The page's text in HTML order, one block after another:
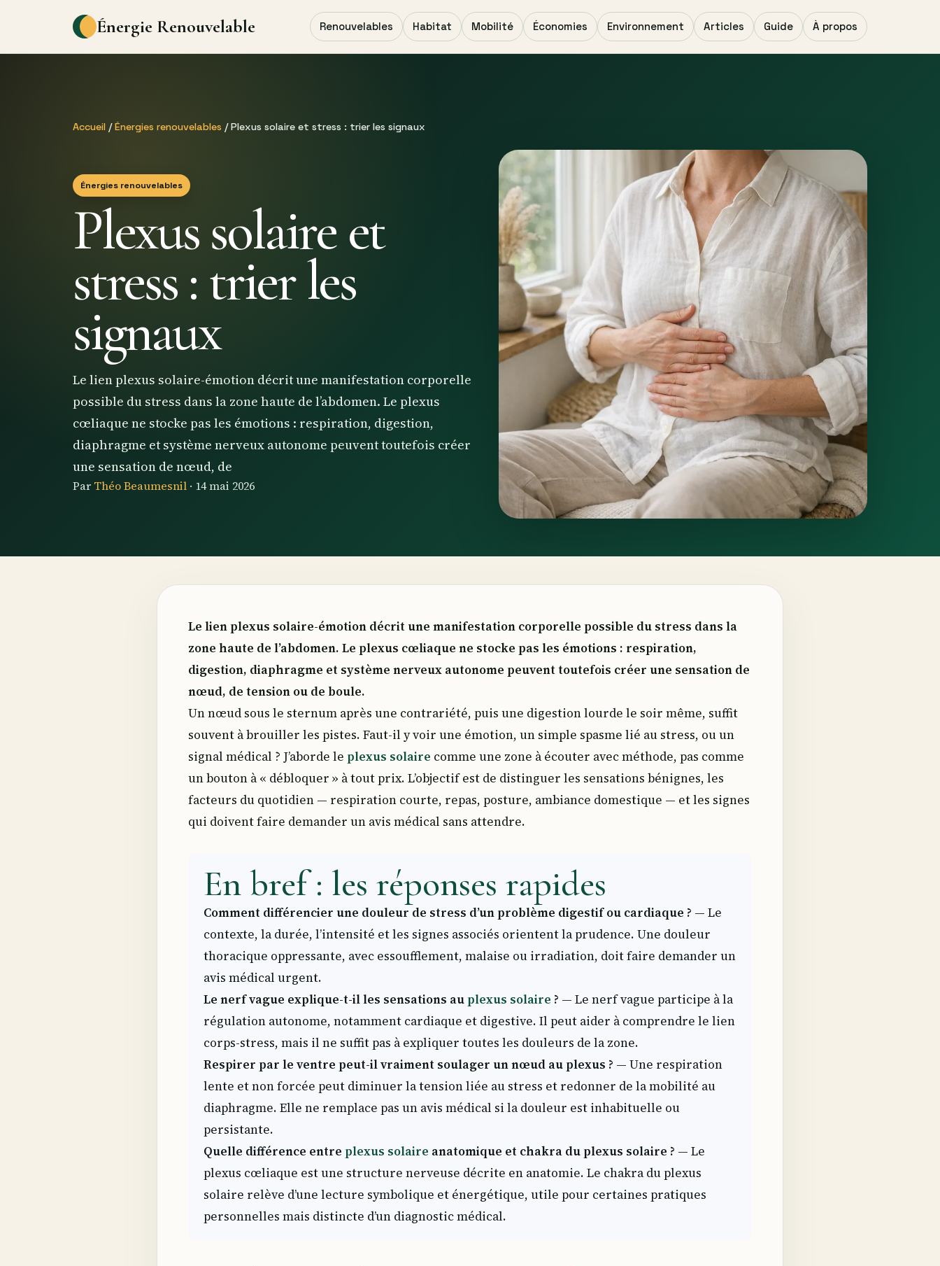
Énergie Renouvelable Renouvelables Habitat Mobilité Économies Environnement Articles Guide À propos
Accueil /Énergies renouvelables / Plexus solaire et stress : trier les signaux
Énergies renouvelables
Plexus solaire et
stress : trier les
signaux
Le lien plexus solaire-émotion décrit une manifestation corporelle
possible du stress dans la zone haute de l’abdomen. Le plexus
cœliaque ne stocke pas les émotions : respiration, digestion,
diaphragme et système nerveux autonome peuvent toutefois créer
une sensation de nœud, de
Par Théo Beaumesnil · 14 mai 2026
Le lien plexus solaire-émotion décrit une manifestation corporelle possible du stress dans la
zone haute de l’abdomen. Le plexus cœliaque ne stocke pas les émotions : respiration,
digestion, diaphragme et système nerveux autonome peuvent toutefois créer une sensation de
nœud, de tension ou de boule.
Un nœud sous le sternum après une contrariété, puis une digestion lourde le soir même, suffit
souvent à brouiller les pistes. Faut-il y voir une émotion, un simple spasme lié au stress, ou un
signal médical ? J’aborde le plexus solaire comme une zone à écouter avec méthode, pas comme
un bouton à « débloquer » à tout prix. L’objectif est de distinguer les sensations bénignes, les
facteurs du quotidien — respiration courte, repas, posture, ambiance domestique — et les signes
qui doivent faire demander un avis médical sans attendre.
En bref : les réponses rapides
Comment différencier une douleur de stress d’un problème digestif ou cardiaque ? — Le
contexte, la durée, l’intensité et les signes associés orientent la prudence. Une douleur
thoracique oppressante, avec essoufflement, malaise ou irradiation, doit faire demander un
avis médical urgent.
Le nerf vague explique-t-il les sensations auplexus solaire ? — Le nerf vague participe à la
régulation autonome, notamment cardiaque et digestive. Il peut aider à comprendre le lien
corps-stress, mais il ne suffit pas à expliquer toutes les douleurs de la zone.
Respirer par le ventre peut-il vraiment soulager un nœud au plexus ? — Une respiration
lente et non forcée peut diminuer la tension liée au stress et redonner de la mobilité au
diaphragme. Elle ne remplace pas un avis médical si la douleur est inhabituelle ou
persistante.
Quelle différence entre plexus solaire anatomique et chakra du plexus solaire ? — Le
plexus cœliaque est une structure nerveuse décrite en anatomie. Le chakra du plexus
solaire relève d’une lecture symbolique et énergétique, utile pour certaines pratiques
personnelles mais distincte d’un diagnostic médical.